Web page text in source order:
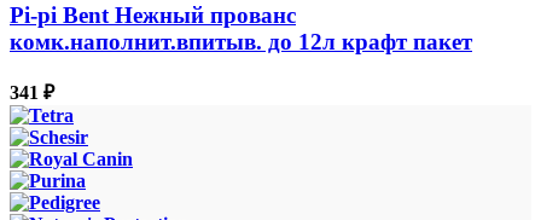
Pi-pi Bent Нежный прованс
комк.наполнит.впитыв. до 12л крафт пакет
341 ₽